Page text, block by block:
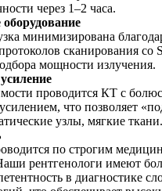
через 1–2 часа.
минимизирована
сканирования со
мощности излучения.
проводится КТ с
что позволяет
узлы, мягкие ткани.
по строгим
рентгенологи имеют
в диагностике